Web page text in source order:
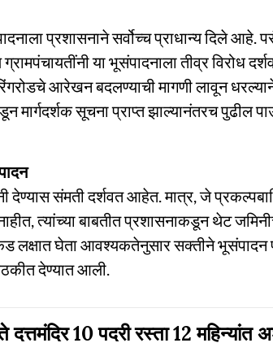
प्रशासनाने सर्वोच्च प्राधान्य दिले आहे.
या भूसंपादनाला तीव्र विरोध
आरेखन बदलण्याची मागणी लावून
मार्गदर्शक सूचना प्राप्त झाल्यानंतरच पुढील
देण्यास संमती दर्शवत आहेत. मात्र, जे
त्यांच्या बाबतीत प्रशासनाकडून थेट
लक्षात घेता आवश्यकतेनुसार सक्तीने भूसंपादन
देण्यात आली.
ते दत्तमंदिर 10 पदरी रस्ता 12